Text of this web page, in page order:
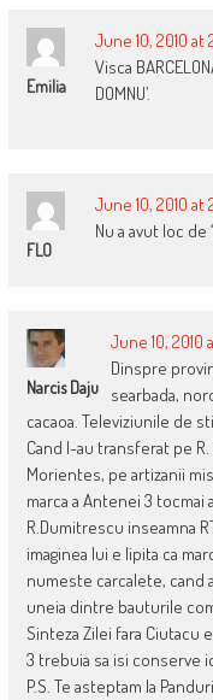
Emilia
June 10, 2010 at
Visca
DOMNU’.
FLO
June 10, 2010 at
Nu a avut loc de
Narcis Daju
June 10, 2010
Dinspre
searbada,
cacaoa. Televiziunile de
Cand l-au transferat pe
Morientes, pe artizanii
marca a Antenei 3
R.Dumitrescu inseamna
imaginea lui e lipita ca
numeste carcalete, cand
uneia dintre bauturile
Sinteza Zilei fara Ciutacu
3 trebuia sa isi conserve
P.S. Te asteptam la